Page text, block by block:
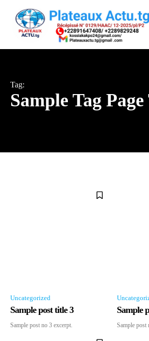
Tag:
Sample Tag
Uncategorized
Sample post title 3
Sample post no 3 excerpt.
Sample
Sample post